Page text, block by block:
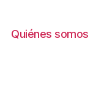
Quiénes somos